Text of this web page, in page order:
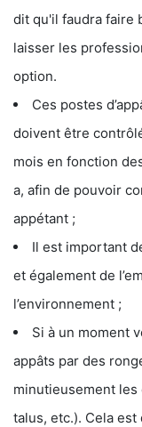
dit qu'il faudra faire
laisser les
option.
Ces postes
doivent être
mois en fonction
a, afin de pouvoir
appétant ;
Il est important
et également de
l’environnement ;
Si à un moment
appâts par des
minutieusement
talus, etc.). Cela est